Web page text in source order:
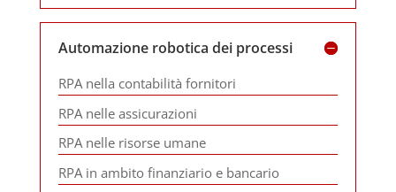
Automazione robotica dei processi
RPA nella contabilità fornitori
RPA nelle assicurazioni
RPA nelle risorse umane
RPA in ambito finanziario e bancario